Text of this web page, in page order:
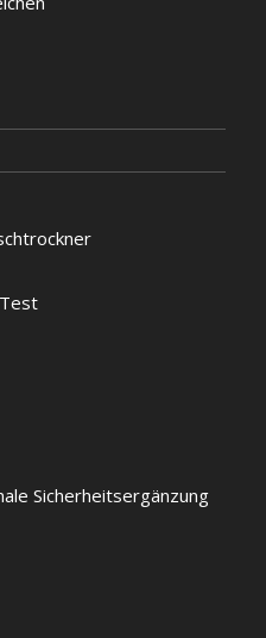
Sicherheitsergänzung